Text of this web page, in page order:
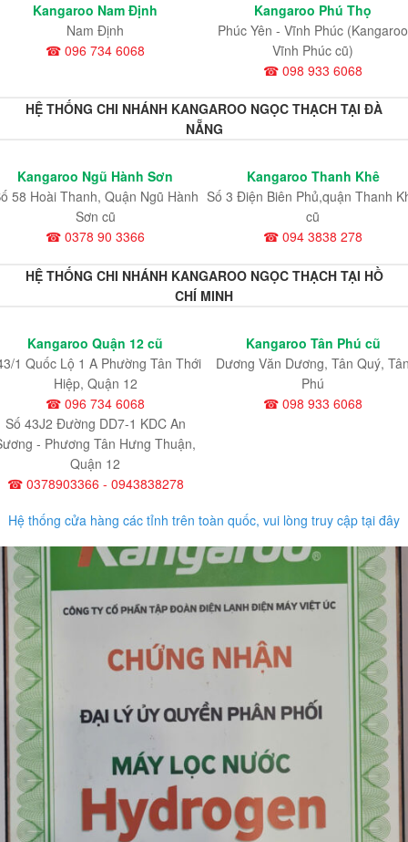
Kangaroo Nam Định
Nam Định
☎ 096 734 6068
Kangaroo Phú Thọ
Phúc Yên - Vĩnh Phúc (Kangaroo
Vĩnh Phúc cũ)
☎ 098 933 6068
HỆ THỐNG CHI NHÁNH KANGAROO NGỌC THẠCH TẠI ĐÀ
NẴNG
Kangaroo Ngũ Hành Sơn
58 Hoài Thanh, Quận Ngũ Hành
Sơn cũ
☎ 0378 90 3366
Kangaroo Thanh Khê
Số 3 Điện Biên Phủ,quận Thanh
cũ
☎ 094 3838 278
HỆ THỐNG CHI NHÁNH KANGAROO NGỌC THẠCH TẠI HỒ
CHÍ MINH
Kangaroo Quận 12 cũ
1 Quốc Lộ 1 A Phường Tân Thới
Hiệp, Quận 12
☎ 096 734 6068
Số 43J2 Đường DD7-1 KDC An
- Phương Tân Hưng Thuận,
Quận 12
☎ 0378903366 - 0943838278
Kangaroo Tân Phú cũ
Dương Văn Dương, Tân Quý,
Phú
☎ 098 933 6068
Hệ thống cửa hàng các tỉnh trên toàn quốc, vui lòng truy cập tại đây